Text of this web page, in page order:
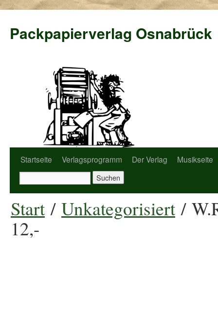
Packpapierverlag Osnabrück
Startseite Verlagsprogramm Der Verlag Musikseite
Start/ Unkategorisiert/
12,-